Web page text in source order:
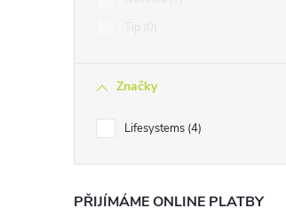
Značky
Lifesystems 4
PŘIJÍMÁME ONLINE PLATBY